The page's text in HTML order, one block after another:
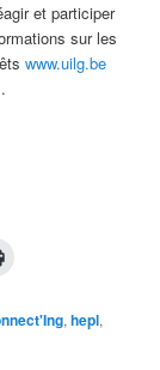
et participer
sur les
www.uilg.be
,hepl,